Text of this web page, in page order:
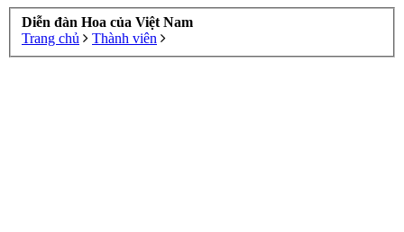
Diễn đàn Hoa của Việt Nam
Trang chủ
Thành viên